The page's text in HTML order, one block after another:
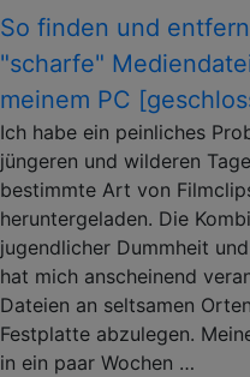
So finden und
"scharfe"
meinem PC
Ich habe ein peinliches
jüngeren und wilderen
bestimmte Art von
heruntergeladen. Die
jugendlicher Dummheit
hat mich anscheinend
Dateien an seltsamen
Festplatte abzulegen.
in ein paar Wochen …